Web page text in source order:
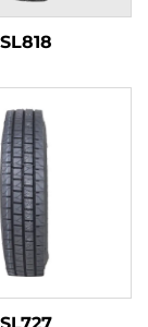
SL818